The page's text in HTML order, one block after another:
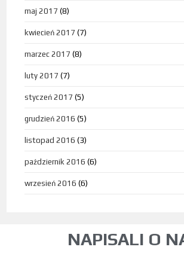
maj 2017 (8)
kwiecień 2017 (7)
marzec 2017 (8)
luty 2017 (7)
styczeń 2017 (5)
grudzień 2016 (5)
listopad 2016 (3)
październik 2016 (6)
wrzesień 2016 (6)
NAPISALI O